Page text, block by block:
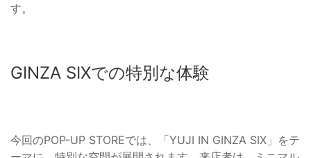
す。
GINZA SIXでの特別な体験
今回のPOP-UP STOREでは、「YUJI IN GINZA SIX」をテ